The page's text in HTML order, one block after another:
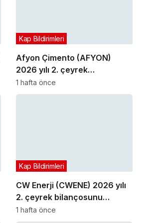
Afyon Çimento (AFYON)
2026 yılı 2. çeyrek
bilançosunu açıkladı
Kap Bildirimleri
1 hafta önce
CW Enerji (CWENE) 2026 yılı
2. çeyrek bilançosunu
açıkladı
Kap Bildirimleri
1 hafta önce